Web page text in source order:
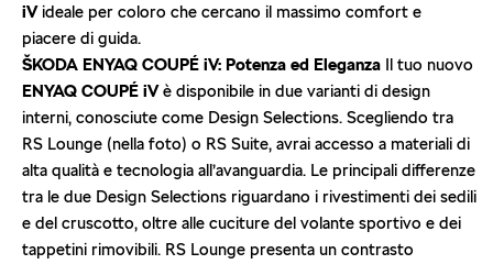
iVideale per coloro che cercano il massimo comfort e
piacere di guida.
ŠKODA ENYAQ COUPÉ iV: Potenza ed Eleganza Il tuo nuovo
ENYAQ COUPÉ iVè disponibile in due varianti di design
interni, conosciute come Design Selections. Scegliendo tra
RS Lounge (nella foto) o RS Suite, avrai accesso a materiali di
alta qualità e tecnologia all’avanguardia. Le principali differenze
tra le due Design Selections riguardano i rivestimenti dei sedili
e del cruscotto, oltre alle cuciture del volante sportivo e dei
tappetini rimovibili. RS Lounge presenta un contrasto